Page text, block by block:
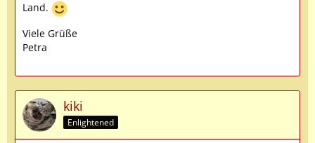
Land.
Viele Grüße
Petra
kiki
Enlightened